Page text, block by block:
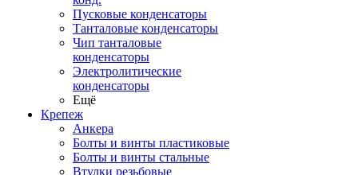
Пусковые конденсаторы
Танталовые конденсаторы
Чип танталовые
конденсаторы
Электролитические
конденсаторы
Ещё
Крепеж
Анкера
Болты и винты пластиковые
Болты и винты стальные
Втулки резьбовые